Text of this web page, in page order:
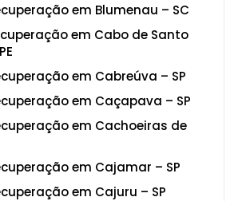
em Blumenau – SC
em Cabo de Santo
em Cabreúva – SP
em Caçapava – SP
em Cachoeiras de
em Cajamar – SP
em Cajuru – SP